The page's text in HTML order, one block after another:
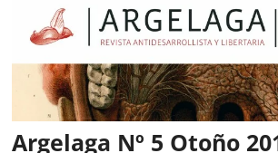
Argelaga Nº 5 Otoño